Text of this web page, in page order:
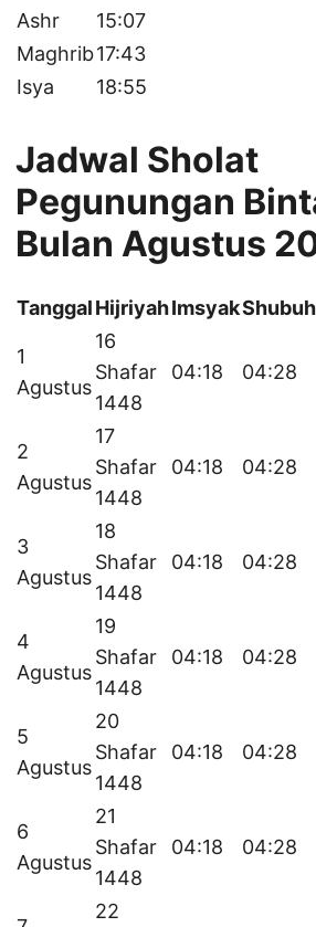
Ashr
15:07
Maghrib17:43
Isya
18:55
Jadwal Sholat
Pegunungan
Bulan Agustus
TanggalHijriyahImsyakShubuh
1
Agustus
16
Shafar
1448
04:18 04:28
2
Agustus
17
Shafar
1448
04:18 04:28
3
Agustus
18
Shafar
1448
04:18 04:28
4
Agustus
19
Shafar
1448
04:18 04:28
5
Agustus
20
Shafar
1448
04:18 04:28
6
Agustus
21
Shafar
1448
04:18 04:28
22